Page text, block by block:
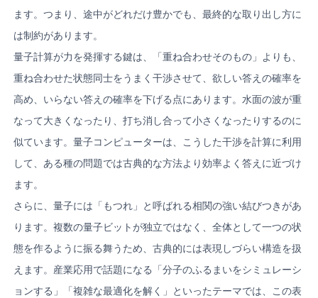
ます。つまり、途中がどれだけ豊かでも、最終的な取り出し方に
は制約があります。
量子計算が力を発揮する鍵は、「重ね合わせそのもの」よりも、
重ね合わせた状態同士をうまく干渉させて、欲しい答えの確率を
高め、いらない答えの確率を下げる点にあります。水面の波が重
なって大きくなったり、打ち消し合って小さくなったりするのに
似ています。量子コンピューターは、こうした干渉を計算に利用
して、ある種の問題では古典的な方法より効率よく答えに近づけ
ます。
さらに、量子には「もつれ」と呼ばれる相関の強い結びつきがあ
ります。複数の量子ビットが独立ではなく、全体として一つの状
態を作るように振る舞うため、古典的には表現しづらい構造を扱
えます。産業応用で話題になる「分子のふるまいをシミュレーシ
ョンする」「複雑な最適化を解く」といったテーマでは、この表